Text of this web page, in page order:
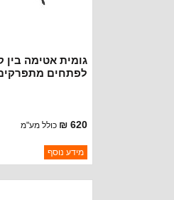
גומית אטימה בין
לפתחים מתפרקים
620 ₪ כולל מע"מ
ברקוד: 68088040AA
יצרן:AUTOMOTIVE
מידע נוסף